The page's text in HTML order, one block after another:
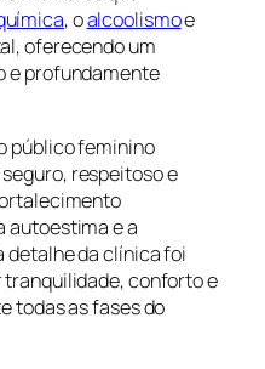
, oalcoolismoe
oferecendo um
e profundamente
público feminino
respeitoso e
autoestima e a
detalhe da clínica foi
conforto e
todas as fases do